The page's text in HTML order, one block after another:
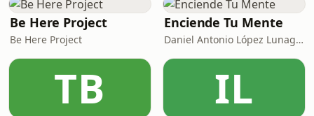
Be Here Project
Be Here Project
Enciende Tu Mente
Daniel Antonio López Lunagómez
TB IL